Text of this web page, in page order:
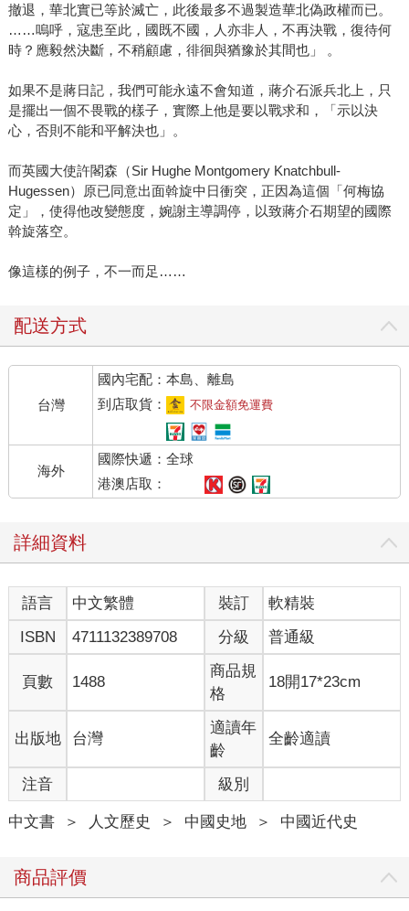
撤退，華北實已等於滅亡，此後最多不過製造華北偽政權而已。
……嗚呼，寇患至此，國既不國，人亦非人，不再決戰，復待何
時？應毅然決斷，不稍顧慮，徘徊與猶豫於其間也」 。
如果不是蔣日記，我們可能永遠不會知道，蔣介石派兵北上，只
是擺出一個不畏戰的樣子，實際上他是要以戰求和，「示以決
心，否則不能和平解決也」。
而英國大使許閣森（Sir Hughe Montgomery Knatchbull-
Hugessen）原已同意出面斡旋中日衝突，正因為這個「何梅協
定」，使得他改變態度，婉謝主導調停，以致蔣介石期望的國際
斡旋落空。
像這樣的例子，不一而足……
配送方式
台灣
國內宅配：本島、離島
到店取貨：
不限金額免運費
海外
國際快遞：全球
港澳店取：
詳細資料
語言 中文繁體 裝訂
軟精裝
ISBN
4711132389708 分級 普通級
頁數 1488
商品規
格
18開17*23cm
出版地 台灣
適讀年
齡
全齡適讀
注音 級別
中文書 ＞ 人文歷史 ＞ 中國史地 ＞ 中國近代史
商品評價